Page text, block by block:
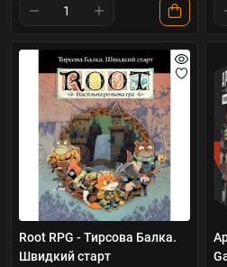
Root RPG - Тирсова Балка.
Швидкий старт